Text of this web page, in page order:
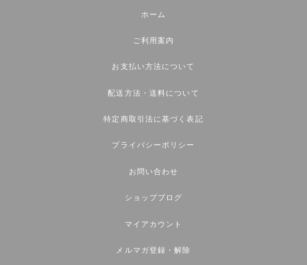
ホーム
ご利用案内
お支払い方法について
配送方法・送料について
特定商取引法に基づく表記
プライバシーポリシー
お問い合わせ
ショップブログ
マイアカウント
メルマガ登録・解除